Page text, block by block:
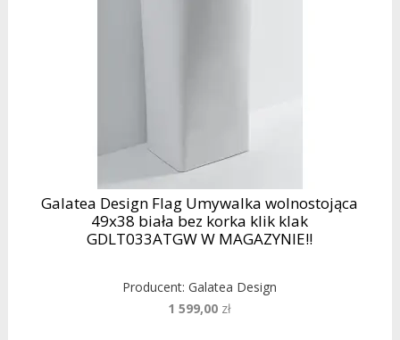
Galatea Design Flag Umywalka wolnostojąca
49x38 biała bez korka klik klak
GDLT033ATGW W MAGAZYNIE!!
Producent:Galatea Design
1 599,00 zł